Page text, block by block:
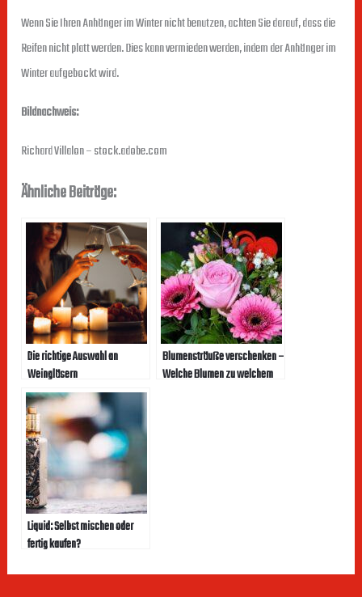
Wenn Sie Ihren Anhänger im Winter nicht benutzen, achten Sie darauf, dass die
Reifen nicht platt werden. Dies kann vermieden werden, indem der Anhänger im
Winter aufgebockt wird.
Bildnachweis:
Richard Villalon – stock.adobe.com
Ähnliche Beiträge:
Die richtige Auswahl an
Weingläsern
Blumensträuße verschenken –
Welche Blumen zu welchem
Liquid: Selbst mischen oder
fertig kaufen?